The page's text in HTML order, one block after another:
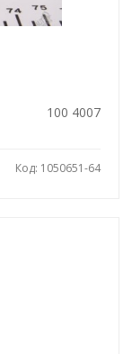
100 4007
Код: 1050651-64